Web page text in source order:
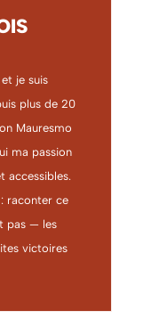
je suis
plus de 20
Mauresmo
ma passion
accessibles.
raconter ce
pas — les
victoires